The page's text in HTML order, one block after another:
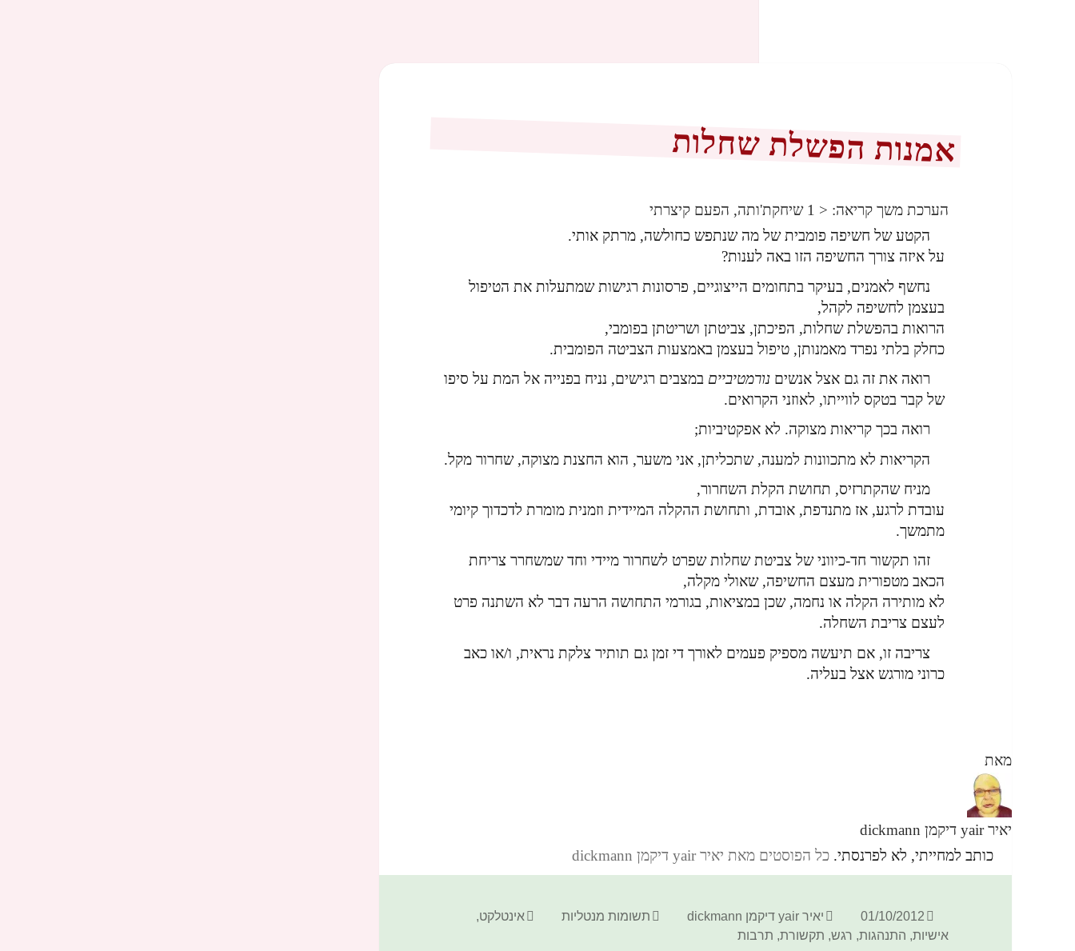
אמנות הפשלת שחלות
הערכת משך קריאה: < 1
שיחקת'ותה, הפעם קיצרתי
הקטע של חשיפה פומבית של מה שנתפש כחולשה, מרתק אותי.
על איזה צורך החשיפה הזו באה לענות?
נחשף לאמנים, בעיקר בתחומים הייצוגיים, פרסונות רגישות שמתעלות את הטיפול
בעצמן לחשיפה לקהל,
הרואות בהפשלת שחלות, הפיכתן, צביטתן ושריטתן בפומבי,
כחלק בלתי נפרד מאמנותן, טיפול בעצמן באמצעות הצביטה הפומבית.
רואה את זה גם אצל אנשים נורמטיביים במצבים רגישים, נניח בפנייה אל המת על סיפו
של קבר בטקס לווייתו, לאוזני הקרואים.
רואה בכך קריאות מצוקה. לא אפקטיביות;
הקריאות לא מתכוונות למענה, שתכליתן, אני משער, הוא החצנת מצוקה, שחרור מקל.
מניח שהקתרזיס, תחושת הקלת השחרור,
עובדת לרגע, אז מתנדפת, אובדת, ותחושת ההקלה המיידית וזמנית מומרת לדכדוך קיומי
מתמשך.
זהו תקשור חד-כיווני של צביטת שחלות שפרט לשחרור מיידי וחד שמשחרר צריחת
הכאב מטפורית מעצם החשיפה, שאולי מקלה,
לא מותירה הקלה או נחמה, שכן במציאות, בגורמי התחושה הרעה דבר לא השתנה פרט
לעצם צריבת השחלה.
צריבה זו, אם תיעשה מספיק פעמים לאורך די זמן גם תותיר צלקת נראית, ו/או כאב
כרוני מורגש אצל בעליה.
מאת
יאיר yair דיקמן dickmann
כותב למחייתי, לא לפרנסתי. כל הפוסטים מאת יאיר yair דיקמן dickmann‏
פורסם
בתאריך
01/10/2012 מחבר
יאיר yair דיקמן dickmann קטגוריות
תשומות מנטליות תגיות
אינטלקט,
אישיות, התנהגות, רגש, תקשורת, תרבות